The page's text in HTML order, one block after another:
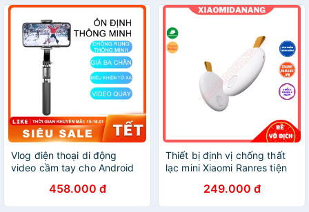
Vlog điện thoại di động
video cầm tay cho Android
địnhN [NBL08]
458.000 đ
Thiết bị định vị chống thất
lạc mini Xiaomi Ranres tiện
249.000 đ